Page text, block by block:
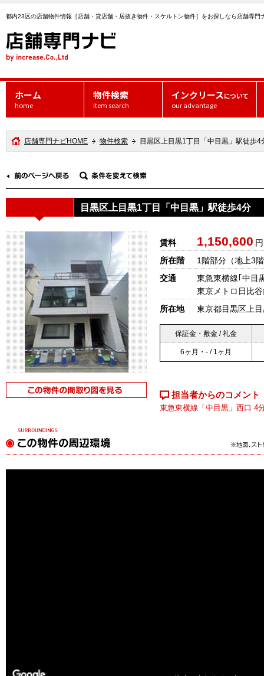
都内23区の店舗物件情報［店舗・貸店舗・居抜き物件・スケルトン物件］をお探しなら店舗専門
ホーム
home
物件検索
item search
インクリースについて
our advantage
店舗専門ナビHOME 物件検索 目黒区上目黒1丁目「中目黒」駅徒歩4
目黒区上目黒1丁目「中目黒」駅徒歩4分
賃料 1,150,600
所在階
1階部分 （地上3
交通
東急東横線｢中目
東京メトロ日比
所在地
東京都目黒区上
保証金・敷金 / 礼金
6ヶ月・- / 1ヶ月
担当者からのコメント
東急東横線「中目黒」西口 4